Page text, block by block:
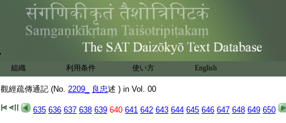
組織 利用条件 使い方 English
觀經疏傳通記 (No. 2209_ 良忠述 ) in Vol. 00
635 636 637 638 639 640 641 642 643 644 645 646 647 648 649 650
T2209_.57.0639c20:者。源清云。衆生字屬二下句 也。而疏牒云
T2209_.57.0639c21: 但觀手相 者。文有 衆生二字 。應 具牒云
T2209_.57.0639c22:生但觀手相 。謂於二 一切處 二聖身同。而衆
生欲 知 レ別者。應 觀 首相 也。若謂 身同衆
取意
T2209_.57.0639c25:
レ下 已上 或本云二手相 首本一。見
T2209_.57.0639c26:
待者別
T2209_.57.0639c27:淨影･源清。璟興
T2209_.57.0639c28:
レ二。謂彼疏云。但觀手相者。有 レ作 二頭首解一 者。